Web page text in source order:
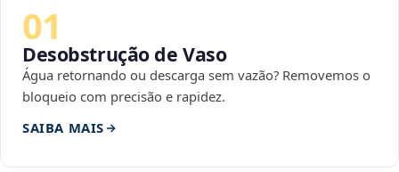
01
Desobstrução de Vaso
Água retornando ou descarga sem vazão? Removemos o
bloqueio com precisão e rapidez.
SAIBA MAIS